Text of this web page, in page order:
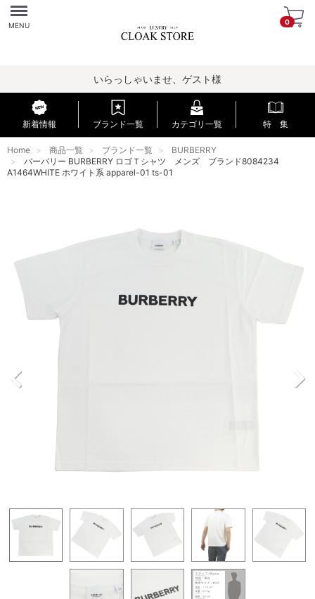
Menu
MENU 0
いらっしゃいませ、ゲスト様
新着情報 ブランド一覧 カテゴリ一覧 特 集
Home 商品一覧 ブランド一覧
BURBERRY
バーバリー BURBERRY ロゴＴシャツ メンズ ブランド8084234
A1464WHITE ホワイト系 apparel-01 ts-01